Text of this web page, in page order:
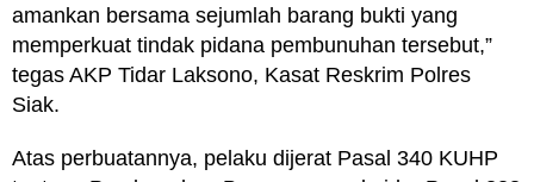
amankan bersama sejumlah barang bukti yang
memperkuat tindak pidana pembunuhan tersebut,”
tegas AKP Tidar Laksono, Kasat Reskrim Polres
Siak.
Atas perbuatannya, pelaku dijerat Pasal 340 KUHP